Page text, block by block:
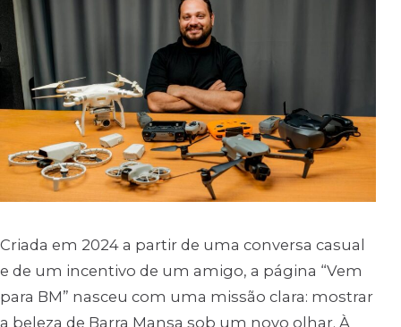
Criada em 2024 a partir de uma conversa casual
e de um incentivo de um amigo, a página “Vem
para BM” nasceu com uma missão clara: mostrar
a beleza de Barra Mansa sob um novo olhar. À